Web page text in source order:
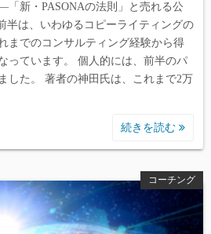
新・PASONAの法則」と売れる公
半は、いわゆるコピーライティングの
までのコンサルティング経験から得
っています。 個人的には、前半のパ
した。 著者の神田氏は、これまで2万
続きを読む
コーチング